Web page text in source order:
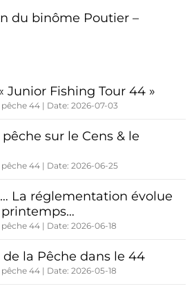
du binôme Poutier –
Junior Fishing Tour 44 »
44 Date: 2026-07-03
sur le Cens & le
44 Date: 2026-06-25
La réglementation évolue
44 Date: 2026-06-18
la Pêche dans le 44
44 Date: 2026-05-18